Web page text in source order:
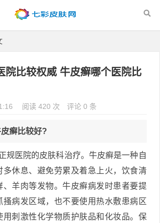
院比较权威 牛皮癣哪个医院比
阅读 420 次 评论 0 条
癣比较好?
规医院的皮肤科治疗。牛皮癣是一种自
多休息、避免劳累及着急上火，饮食清
、羊肉等发物。牛皮癣病发时患者要提
搔病发区域，也不要使用热水敷患病区
用刺激性化学物质护肤品和化妆品。保